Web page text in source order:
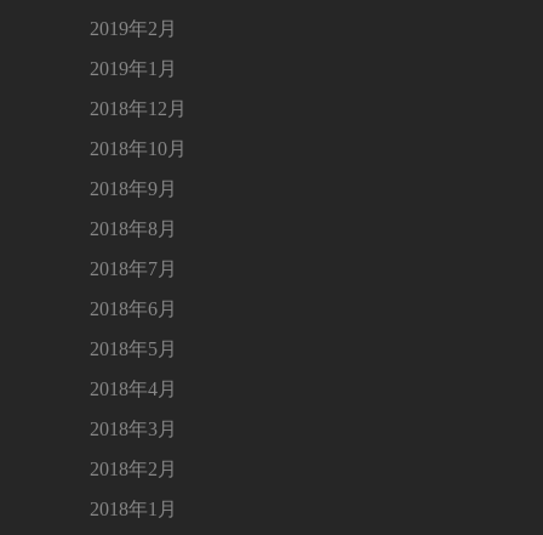
2019年2月
2019年1月
2018年12月
2018年10月
2018年9月
2018年8月
2018年7月
2018年6月
2018年5月
2018年4月
2018年3月
2018年2月
2018年1月